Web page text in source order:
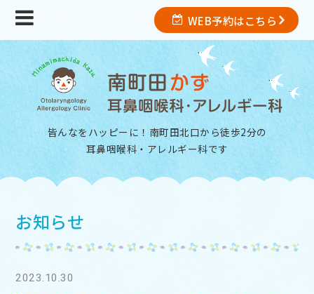
WEB予約はこちら
皆んなをハッピーに！南町田北口から徒歩2分の
耳鼻咽喉科・アレルギー科です
お知らせ
2023.10.30